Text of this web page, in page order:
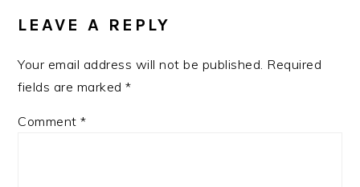
INTERACTIONS
LEAVE A REPLY
Your email address will not be published. Required
fields are marked*
Comment*